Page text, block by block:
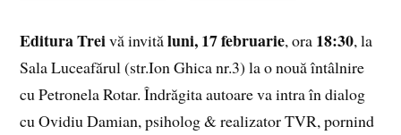
Editura Treivă invităluni, 17 februarie, ora 18:30, la
Sala Luceafărul (str.Ion Ghica nr.3) la o nouă întâlnire
cu Petronela Rotar. Îndrăgita autoare va intra în dialog
cu Ovidiu Damian, psiholog & realizator TVR, pornind